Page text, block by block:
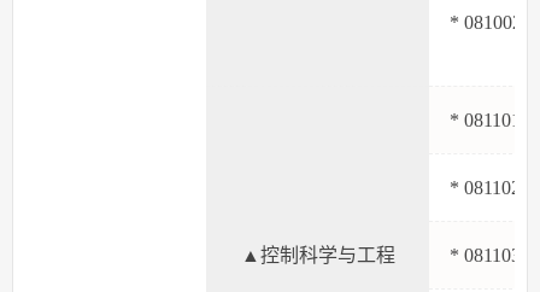
* 081002
▲控制科学与工程
*
*
*